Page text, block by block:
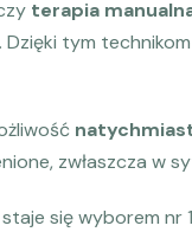
terapia
tym
zwłaszcza w
się wyborem